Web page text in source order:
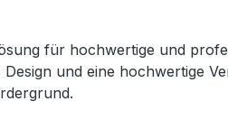
für hochwertige und
und eine hochwertige